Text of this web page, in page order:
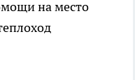
на место